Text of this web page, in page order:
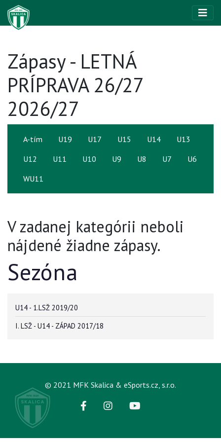
Zápasy - LETNÁ
PRÍPRAVA 26/27
2026/27
A-tím U19 U17 U15 U14
U13
U12
U11 U10 U9 U8 U7
U6
WU11
V zadanej kategórii neboli
nájdené žiadne zápasy.
Sezóna
U14 - 1.LSŽ 2019/20
I. LSŽ - U14 - ZÁPAD 2017/18
© 2021 MFK Skalica & eSports.cz, s.r.o.